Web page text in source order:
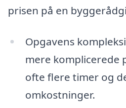
prisen på en
Opgavens
mere
ofte flere timer og
omkostninger.